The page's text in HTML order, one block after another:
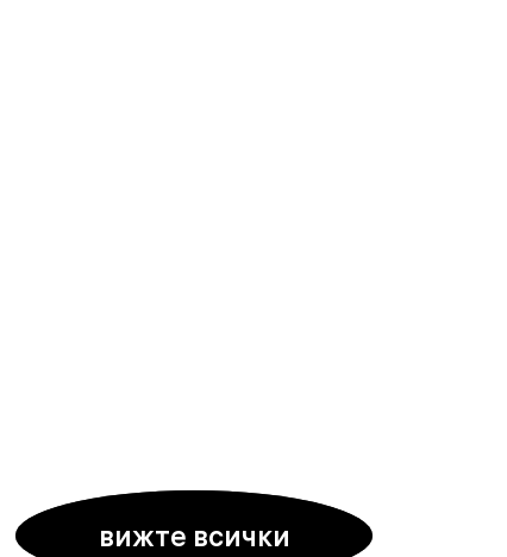
вижте всички